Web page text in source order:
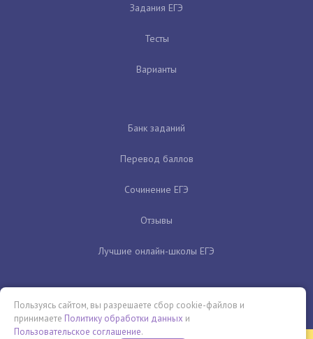
Задания ЕГЭ
Тесты
Варианты
Банк заданий
Перевод баллов
Сочинение ЕГЭ
Отзывы
Лучшие онлайн-школы ЕГЭ
Пользуясь сайтом, вы разрешаете сбор cookie-файлов и
принимаете Политику обработки данных и
Пользовательское соглашение.